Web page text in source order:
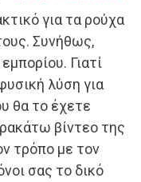
για τα ρούχα
Συνήθως,
Γιατί
λύση για
θα το έχετε
βίντεο της
τρόπο με τον
σας το δικό